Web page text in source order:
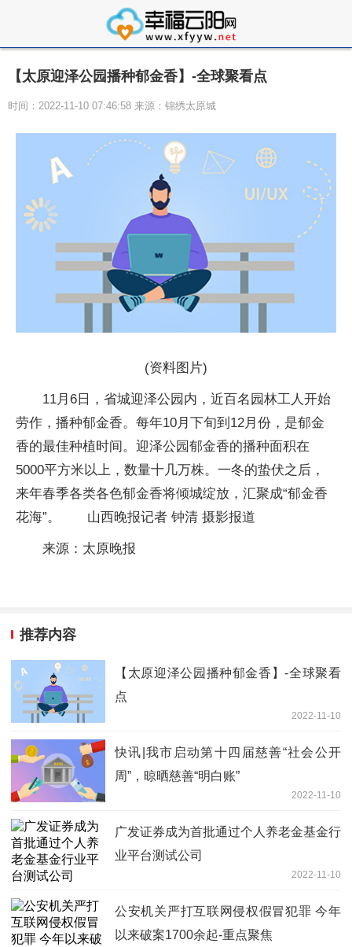
【太原迎泽公园播种郁金香】-全球聚看点
时间：2022-11-10 07:46:58 来源：锦绣太原城
(资料图片)
11月6日，省城迎泽公园内，近百名园林工人开始
劳作，播种郁金香。每年10月下旬到12月份，是郁金
香的最佳种植时间。迎泽公园郁金香的播种面积在
5000平方米以上，数量十几万株。一冬的蛰伏之后，
来年春季各类各色郁金香将倾城绽放，汇聚成“郁金香
花海”。 山西晚报记者 钟清 摄影报道
来源：太原晚报
推荐内容
【太原迎泽公园播种郁金香】-全球聚看
点
2022-11-10
快讯|我市启动第十四届慈善“社会公开
周”，晾晒慈善“明白账”
2022-11-10
广发证券成为首批通过个人养老金基金行
业平台测试公司
2022-11-10
公安机关严打互联网侵权假冒犯罪 今年
以来破案1700余起-重点聚焦